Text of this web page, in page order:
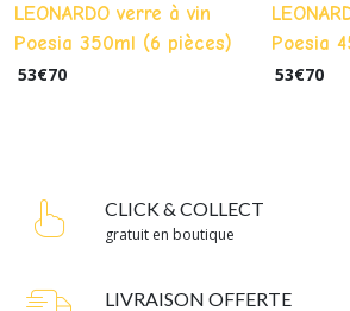
LEONARDO verre à vin
Poesia 350ml (6 pièces)
53€70
Poesia
53€70
CLICK & COLLECT
gratuit en boutique
LIVRAISON OFFERTE